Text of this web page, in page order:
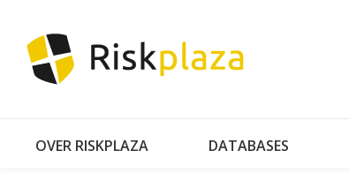
OVER RISKPLAZA DATABASES